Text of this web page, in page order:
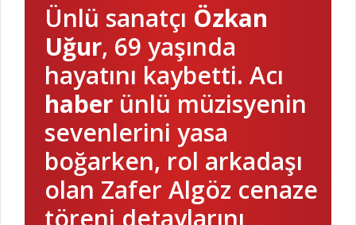
Ünlü sanatçı Özkan
Uğur, 69 yaşında
hayatını kaybetti. Acı
haber ünlü müzisyenin
sevenlerini yasa
boğarken, rol arkadaşı
olan Zafer Algöz cenaze
töreni detaylarını